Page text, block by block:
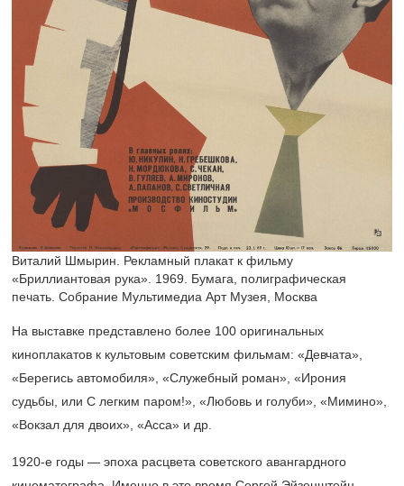
Виталий Шмырин. Рекламный плакат к фильму
«Бриллиантовая рука». 1969. Бумага, полиграфическая
печать. Собрание Мультимедиа Арт Музея, Москва
На выставке представлено более 100 оригинальных
киноплакатов к культовым советским фильмам: «Девчата»,
«Берегись автомобиля», «Служебный роман», «Ирония
судьбы, или С легким паром!», «Любовь и голуби», «Мимино»,
«Вокзал для двоих», «Асса» и др.
1920-е годы — эпоха расцвета советского авангардного